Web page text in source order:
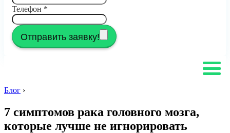
Телефон *
Отправить заявку!
Блог ›
7 симптомов рака головного мозга,
которые лучше не игнорировать